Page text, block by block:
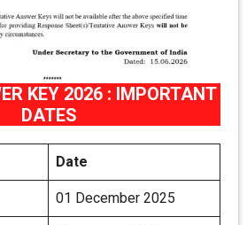
KEY 2026 : IMPORTANT
DATES
Date
01 December 2025